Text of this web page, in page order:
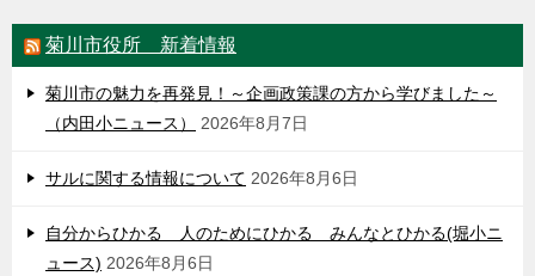
菊川市役所 新着情報
菊川市の魅力を再発見！～企画政策課の方から学びました～
（内田小ニュース）
2026年8月7日
サルに関する情報について 2026年8月6日
自分からひかる 人のためにひかる みんなとひかる(堀小ニ
ュース) 2026年8月6日